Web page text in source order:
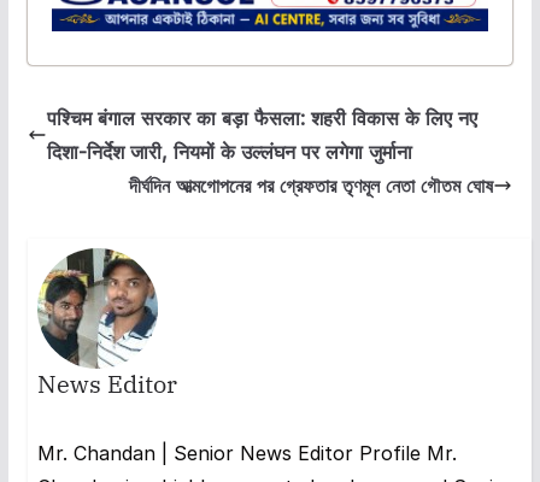
पश्चिम बंगाल सरकार का बड़ा फैसला: शहरी विकास के लिए नए
दिशा-निर्देश जारी, नियमों के उल्लंघन पर लगेगा जुर्माना
দীর্ঘদিন আত্মগোপনের পর গ্রেফতার তৃণমূল নেতা গৌতম ঘোষ
News Editor
Mr. Chandan | Senior News Editor Profile Mr.